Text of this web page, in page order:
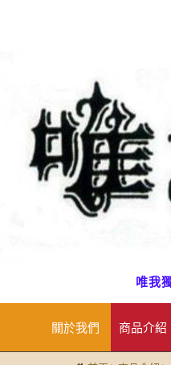
唯我
關於我們 商品介紹